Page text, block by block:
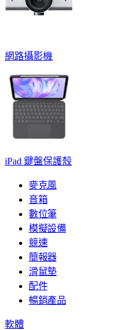
網路攝影機
iPad 鍵盤保護殼
麥克風
音箱
數位筆
模擬設備
競速
簡報器
滑鼠墊
配件
暢銷產品
軟體